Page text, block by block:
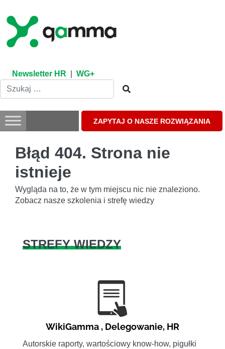
content
Newsletter HR WG+
ZAPYTAJ O NASZE ROZWIĄZANIA
Błąd 404. Strona nie
istnieje
Wygląda na to, że w tym miejscu nic nie znaleziono.
Zobacz nasze szkolenia i strefę wiedzy
STREFY WIEDZY
WikiGamma , Delegowanie, HR
Autorskie raporty, wartościowy know-how, pigułki